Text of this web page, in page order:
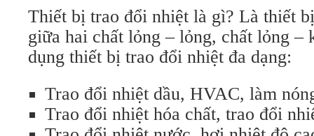
Thiết bị trao đổi nhiệt là gì? Là thiết
giữa hai chất lỏng – lỏng, chất lỏng –
dụng thiết bị trao đổi nhiệt đa dạng:
Trao đổi nhiệt dầu, HVAC, làm
Trao đổi nhiệt hóa chất, trao đổi